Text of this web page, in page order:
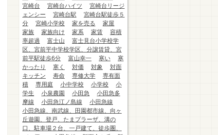
宮崎台
宮崎台ハイツ
宮崎台リージ
ェンシー
宮崎台駅
宮崎台駅徒歩５
分
宮崎小学校 家を売る
家屋
家族
家族向け 家系 家賃
容積
率超過
富士山
富士見台小学校学
区、宮前平中学校学区、分譲賃貸、宮
前平駅徒歩6分
富山幸一 寒い
寒
かったり
寒く 対価 対象
対面
キッチン
寿命 専修大学
専有面
積
専用庭 小中学校 小学校
小
学生
小泉農園 小田急
小田急多
摩線
小田急江ノ島線
小田急線
小田急線、南武線、田園都市線、向ヶ
丘遊園、登戸、たまプラーザ、溝の
口、駐車場２台、一戸建て、徒歩圏、